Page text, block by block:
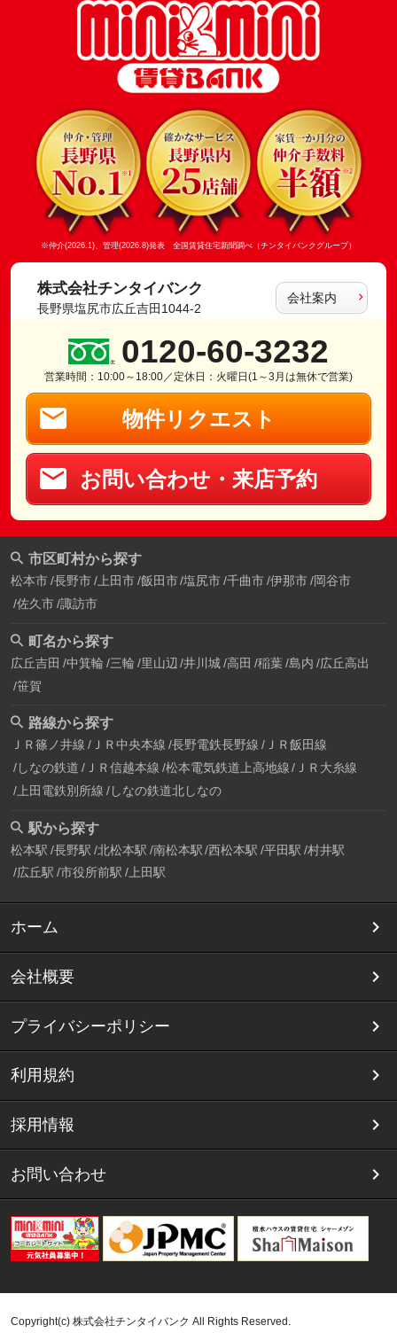
※仲介(2026.1)、管理(2026.8)発表 全国賃貸住宅新聞調べ（チンタイバンクグループ）
株式会社チンタイバンク
長野県塩尻市広丘吉田1044-2
会社案内
0120-60-3232
営業時間：10:00～18:00／定休日：火曜日(1～3月は無休で営業)
物件リクエスト
お問い合わせ・来店予約
市区町村から探す
松本市 長野市 上田市 飯田市 塩尻市 千曲市 伊那市 岡谷市
佐久市 諏訪市
町名から探す
広丘吉田 中箕輪 三輪 里山辺 井川城 高田 稲葉 島内 広丘高出
笹賀
路線から探す
ＪＲ篠ノ井線 ＪＲ中央本線 長野電鉄長野線 ＪＲ飯田線
しなの鉄道 ＪＲ信越本線 松本電気鉄道上高地線
ＪＲ大糸線
上田電鉄別所線 しなの鉄道北しなの
駅から探す
松本駅 長野駅 北松本駅 南松本駅 西松本駅 平田駅 村井駅
広丘駅 市役所前駅 上田駅
ホーム
会社概要
プライバシーポリシー
利用規約
採用情報
お問い合わせ
Copyright(c) 株式会社チンタイバンク All Rights Reserved.